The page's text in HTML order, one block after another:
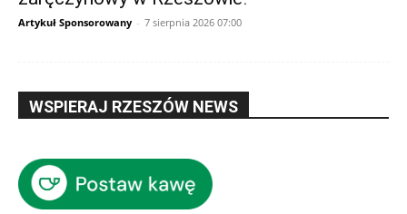
Artykuł Sponsorowany - 7 sierpnia 2026 07:00
WSPIERAJ RZESZÓW NEWS